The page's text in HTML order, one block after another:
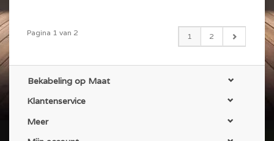
Pagina 1 van 2 1 2
Bekabeling op Maat
Klantenservice
Meer